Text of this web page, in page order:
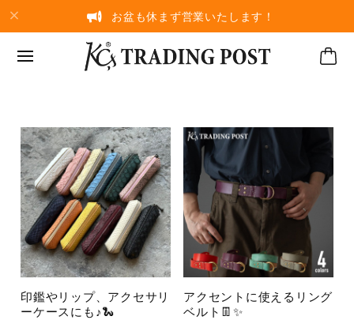
お盆も休まず営業いたします！
印鑑やリップ、アクセサリ
ーケースにも♪🐍
アクセントに使えるリング
ベルト👖✨